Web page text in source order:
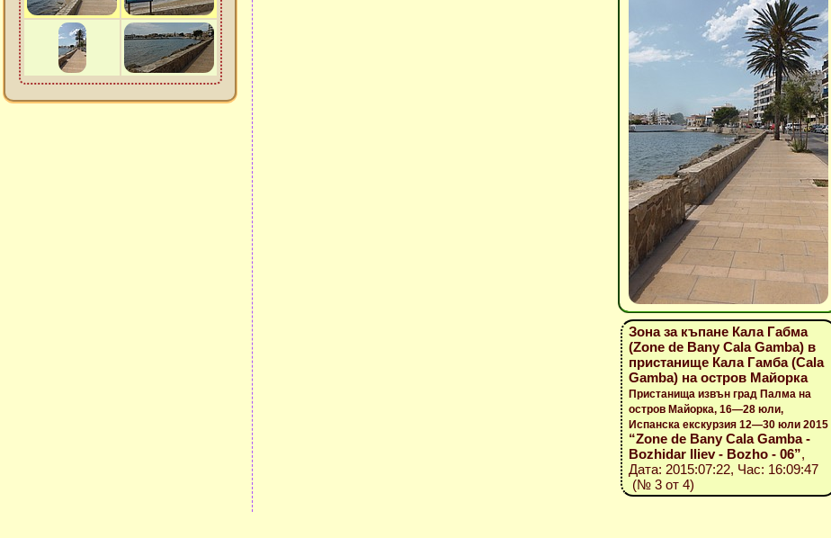
Зона за къпане Кала Габма
(Zone de Bany Cala Gamba) в
пристанище Кала Гамба (Cala
Gamba) на остров Майорка
Пристанища извън град Палма на
остров Майорка, 16—28 юли,
Испанска екскурзия 12—30 юли 2015
“Zone de Bany Cala Gamba -
Bozhidar Iliev - Bozho - 06”,
Дата: 2015:07:22, Час: 16:09:47
(№ 3 от 4)